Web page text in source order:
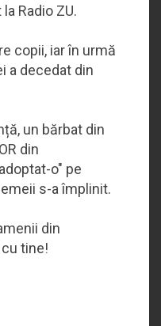
Radio ZU.
copii, iar în urmă
a decedat din
un bărbat din
din
adoptat-o" pe
s-a împlinit.
din
tine!